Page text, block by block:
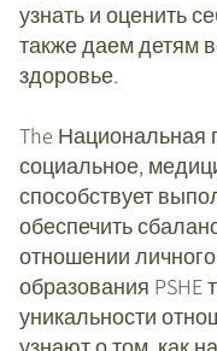
узнать и оценить
также даем детям
здоровье.
The Национальная
социальное,
способствует
обеспечить
отношении
образования
уникальности